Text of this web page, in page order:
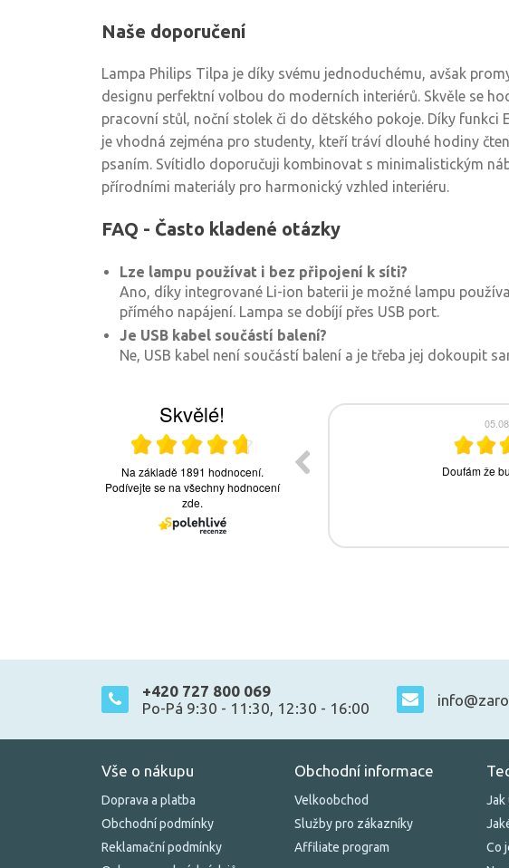
Naše doporučení
Lampa Philips Tilpa je díky svému jednoduchému, avšak
designu perfektní volbou do moderních interiérů. Skvěle se
pracovní stůl, noční stolek či do dětského pokoje. Díky funkci
je vhodná zejména pro studenty, kteří tráví dlouhé hodiny
psaním. Svítidlo doporučuji kombinovat s minimalistickým
přírodními materiály pro harmonický vzhled interiéru.
FAQ - Často kladené otázky
Lze lampu používat i bez připojení k síti?
Ano, díky integrované Li-ion baterii je možné lampu
přímého napájení. Lampa se dobíjí přes USB port.
Je USB kabel součástí balení?
Ne, USB kabel není součástí balení a je třeba jej dokoupit
+420 727 800 069
Po-Pá 9:30 - 11:30, 12:30 - 16:00
Vše o nákupu
Doprava a platba
Obchodní podmínky
Reklamační podmínky
Obchodní informace
Velkoobchod
Služby pro zákazníky
Affiliate program
Jak
Co